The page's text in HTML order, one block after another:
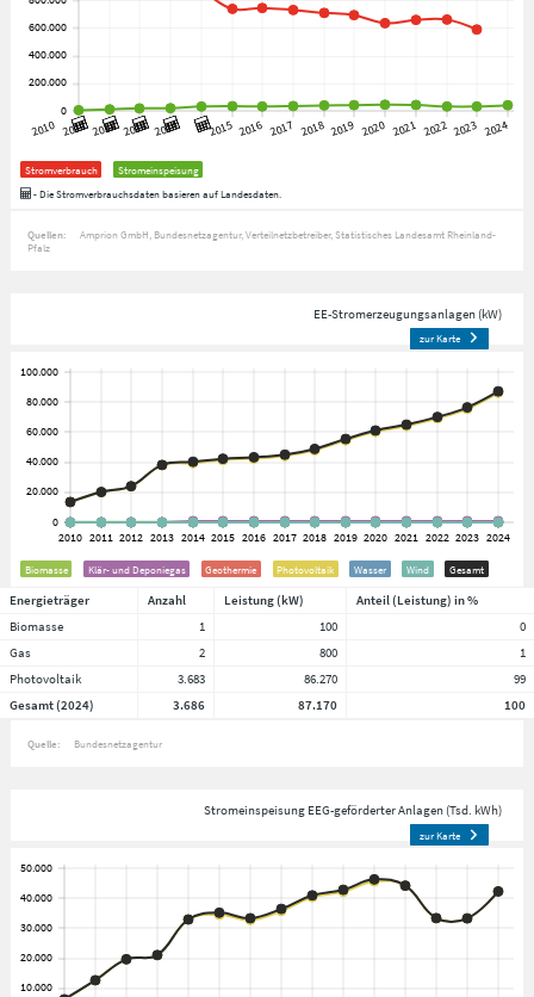
Stromverbrauch
Stromeinspeisung
- Die Stromverbrauchsdaten basieren auf Landesdaten.
Quellen: Amprion GmbH Bundesnetzagentur Verteilnetzbetreiber Statistisches Landesamt Rheinland-
Pfalz
EE-Stromerzeugungsanlagen (kW)
zur Karte
Biomasse Klär- und Deponiegas Geothermie Photovoltaik Wasser Wind Gesamt
Energieträger Anzahl Leistung (kW)
Anteil (Leistung) in %
Biomasse
1 100
0
Gas
2 800
1
Photovoltaik
3.683 86.270
99
Gesamt (2024)
3.686 87.170 100
Quelle: Bundesnetzagentur
Stromeinspeisung EEG-geförderter Anlagen (Tsd. kWh)
zur Karte